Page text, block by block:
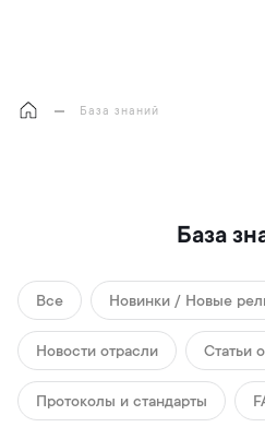
База знаний
База
Все Новинки / Новые
Новости отрасли Статьи
Протоколы и стандарты